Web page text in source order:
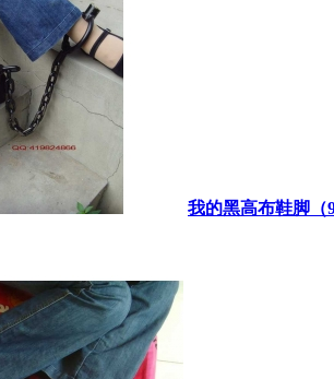
我的黑高布鞋脚（